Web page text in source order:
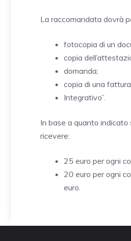
La raccomandata dovrà
fotocopia di un
copia
domanda;
copia di una
Integrativo”.
In base a quanto indicato
ricevere:
25 euro per ogni
20 euro per ogni
euro.